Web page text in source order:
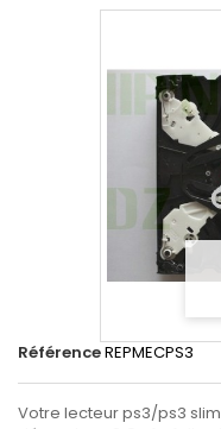
RéférenceREPMECPS3
Votre lecteur ps3/ps3